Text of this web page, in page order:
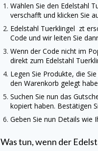
Wählen Sie den Edelstahl
verschafft und klicken Sie
Edelstahl Tuerklingel zt
Code und wir leiten Sie
Wenn der Code nicht im
direkt zum Edelstahl
Legen Sie Produkte, die
den Warenkorb gelegt
Suchen Sie nun das
kopiert haben. Bestätigen
Geben Sie nun Details wie
Was tun, wenn der